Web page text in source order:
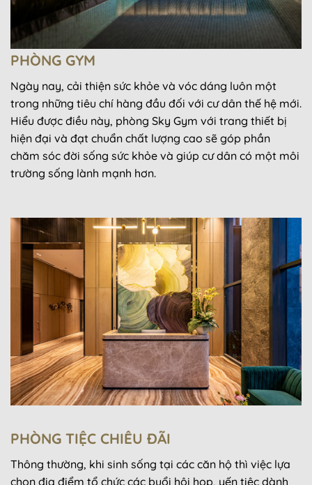
PHÒNG GYM
Ngày nay, cải thiện sức khỏe và vóc dáng luôn một
trong những tiêu chí hàng đầu đối với cư dân thế hệ mới.
Hiểu được điều này, phòng Sky Gym với trang thiết bị
hiện đại và đạt chuẩn chất lượng cao sẽ góp phần
chăm sóc đời sống sức khỏe và giúp cư dân có một môi
trường sống lành mạnh hơn.
PHÒNG TIỆC CHIÊU ĐÃI
Thông thường, khi sinh sống tại các căn hộ thì việc lựa
chọn địa điểm tổ chức các buổi hội họp, yến tiệc dành